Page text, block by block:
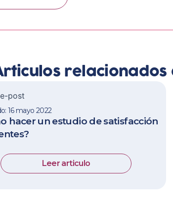
16 mayo 2022
hacer un estudio de satisfacción
Leer articulo